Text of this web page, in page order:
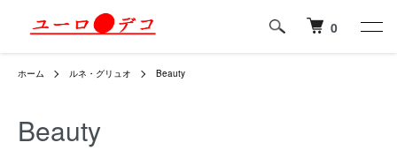
0
ホーム ルネ・グリュオ Beauty
Beauty